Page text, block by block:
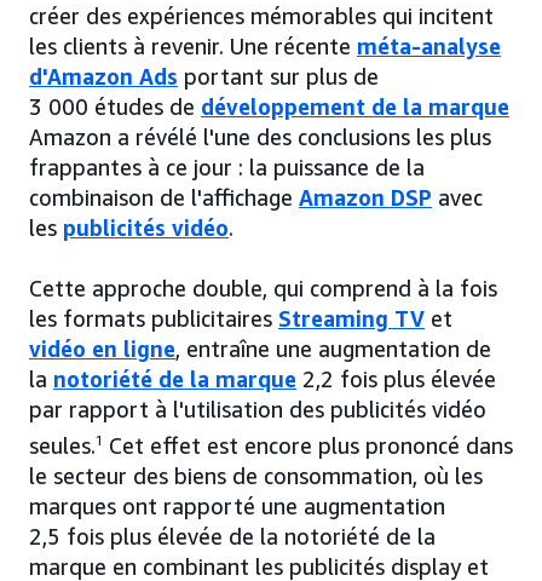
créer des expériences mémorables qui incitent
les clients à revenir. Une récente méta-analyse
d'Amazon Ads portant sur plus de
3 000 études de développement de la marque
Amazon a révélé l'une des conclusions les plus
frappantes à ce jour : la puissance de la
combinaison de l'affichage Amazon DSP avec
les publicités vidéo.
Cette approche double, qui comprend à la fois
les formats publicitaires Streaming TV et
vidéo en ligne, entraîne une augmentation de
la notoriété de la marque 2,2 fois plus élevée
par rapport à l'utilisation des publicités vidéo
seules.1
Cet effet est encore plus prononcé dans
le secteur des biens de consommation, où les
marques ont rapporté une augmentation
2,5 fois plus élevée de la notoriété de la
marque en combinant les publicités display et